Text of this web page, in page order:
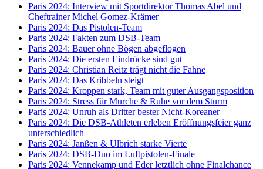
Paris 2024: Interview mit Sportdirektor Thomas Abel und
Cheftrainer Michel Gomez-Krämer
Paris 2024: Das Pistolen-Team
Paris 2024: Fakten zum DSB-Team
Paris 2024: Bauer ohne Bögen abgeflogen
Paris 2024: Die ersten Eindrücke sind gut
Paris 2024: Christian Reitz trägt nicht die Fahne
Paris 2024: Das Kribbeln steigt
Paris 2024: Kroppen stark, Team mit guter Ausgangsposition
Paris 2024: Stress für Murche & Ruhe vor dem Sturm
Paris 2024: Unruh als Dritter bester Nicht-Koreaner
Paris 2024: Die DSB-Athleten erleben Eröffnungsfeier ganz
unterschiedlich
Paris 2024: Janßen & Ulbrich starke Vierte
Paris 2024: DSB-Duo im Luftpistolen-Finale
Paris 2024: Vennekamp und Eder letztlich ohne Finalchance